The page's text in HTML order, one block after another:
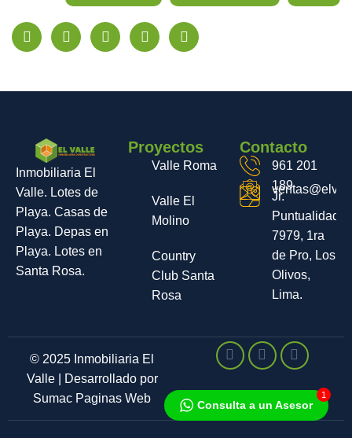
Inmobiliaria El
Valle. Lotes de
Playa. Casas de
Playa. Depas en
Playa. Lotes en
Santa Rosa.
Proyectos
Valle Roma
Valle El
Molino
Country
Club Santa
Rosa
Contacto
961 201
189
Jr.
Puntualidad
7979, 1ra
de Pro, Los
Olivos,
Lima.
© 2025 Inmobiliaria El
Valle | Desarrollado por
Sumac Paginas Web
Consulta a un Asesor
1